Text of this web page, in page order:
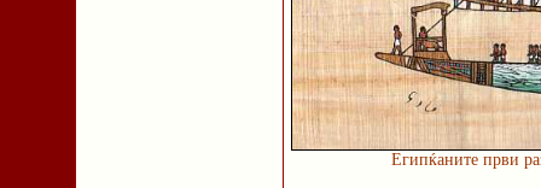
Египќаните први